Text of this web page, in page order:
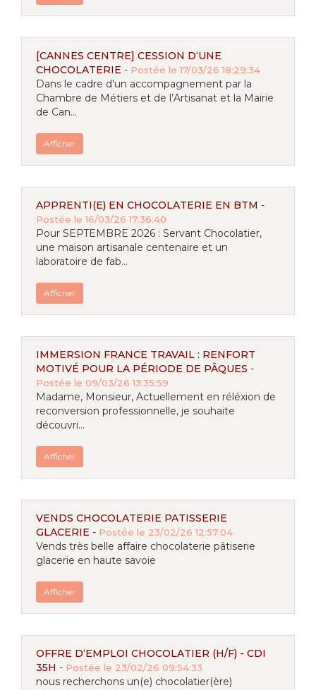
[CANNES CENTRE] CESSION D‘UNE
CHOCOLATERIE - Postée le 17/03/26 18:29:34
Dans le cadre d'un accompagnement par la
Chambre de Métiers et de l’Artisanat et la Mairie
de Can...
Afficher
APPRENTI(E) EN CHOCOLATERIE EN BTM -
Postée le 16/03/26 17:36:40
Pour SEPTEMBRE 2026 : Servant Chocolatier,
une maison artisanale centenaire et un
laboratoire de fab...
Afficher
IMMERSION FRANCE TRAVAIL : RENFORT
MOTIVÉ POUR LA PÉRIODE DE PÂQUES -
Postée le 09/03/26 13:35:59
Madame, Monsieur, Actuellement en réléxion de
reconversion professionnelle, je souhaite
découvri...
Afficher
VENDS CHOCOLATERIE PATISSERIE
GLACERIE - Postée le 23/02/26 12:57:04
Vends très belle affaire chocolaterie pâtiserie
glacerie en haute savoie
Afficher
OFFRE D‘EMPLOI CHOCOLATIER (H/F) - CDI
35H - Postée le 23/02/26 09:54:33
nous recherchons un(e) chocolatier(ère)